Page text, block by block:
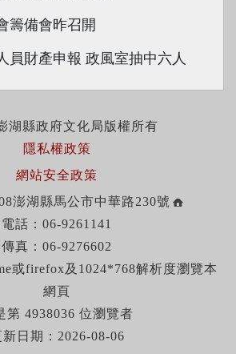
籌備會昨召開
員財產申報 政風室抽中六人
湖縣政府文化局版權所有
隱私權政策
網站安全政策
澎湖縣馬公市中華路230號
電話：06-9261141
傳真：06-9276602
或firefox及1024*768解析度瀏覽本
網頁
第 4938036 位瀏覽者
新日期：2026-08-06